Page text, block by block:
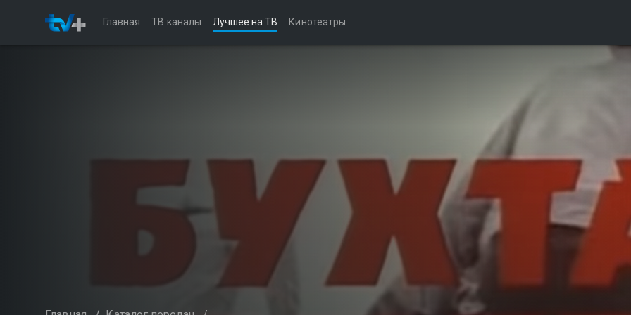
Главная ТВ каналы Лучшее на ТВ Кинотеатры